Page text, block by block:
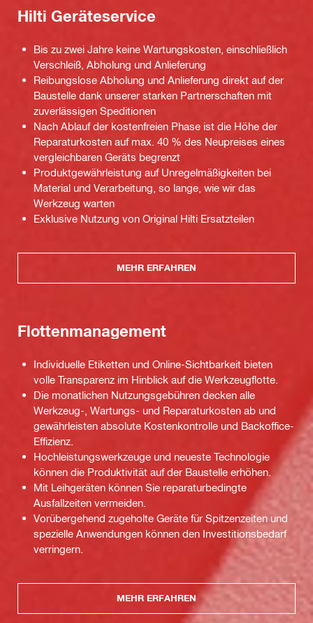
Hilti Geräteservice
Bis zu zwei Jahre keine Wartungskosten, einschließlich
Verschleiß, Abholung und Anlieferung
Reibungslose Abholung und Anlieferung direkt auf der
Baustelle dank unserer starken Partnerschaften mit
zuverlässigen Speditionen
Nach Ablauf der kostenfreien Phase ist die Höhe der
Reparaturkosten auf max. 40 % des Neupreises eines
vergleichbaren Geräts begrenzt
Produktgewährleistung auf Unregelmäßigkeiten bei
Material und Verarbeitung, so lange, wie wir das
Werkzeug warten
Exklusive Nutzung von Original Hilti Ersatzteilen
MEHR ERFAHREN
Flottenmanagement
Individuelle Etiketten und Online-Sichtbarkeit bieten
volle Transparenz im Hinblick auf die Werkzeugflotte.
Die monatlichen Nutzungsgebühren decken alle
Werkzeug-, Wartungs- und Reparaturkosten ab und
gewährleisten absolute Kostenkontrolle und Backoffice-
Effizienz.
Hochleistungswerkzeuge und neueste Technologie
können die Produktivität auf der Baustelle erhöhen.
Mit Leihgeräten können Sie reparaturbedingte
Ausfallzeiten vermeiden.
Vorübergehend zugeholte Geräte für Spitzenzeiten und
spezielle Anwendungen können den Investitionsbedarf
verringern.
MEHR ERFAHREN